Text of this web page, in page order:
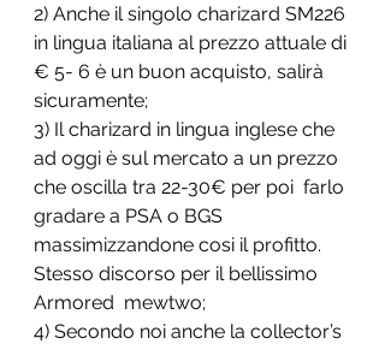
2) Anche il singolo charizard SM226
in lingua italiana al prezzo attuale di
€ 5- 6 è un buon acquisto, salirà
sicuramente;
3) Il charizard in lingua inglese che
ad oggi è sul mercato a un prezzo
che oscilla tra 22-30€ per poi  farlo
gradare a PSA o BGS
massimizzandone cosi il profitto.
Stesso discorso per il bellissimo
Armored  mewtwo;
4) Secondo noi anche la collector’s